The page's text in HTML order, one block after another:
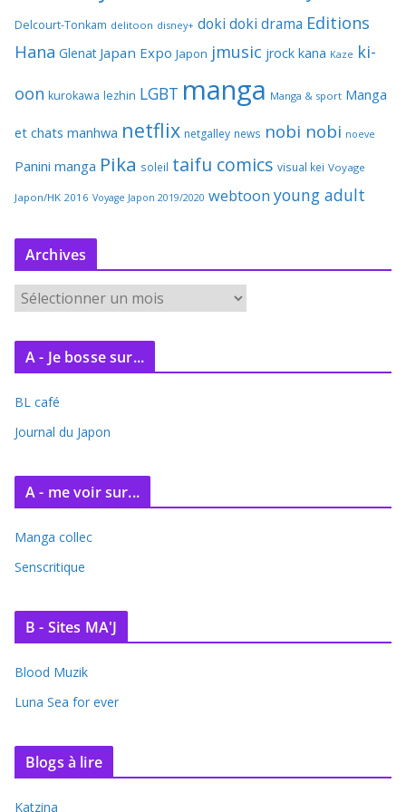
Delcourt-Tonkam delitoon disney+ doki doki drama Editions
Hana Glenat Japan Expo Japon jmusic jrock kana Kaze ki-
oon kurokawa lezhin LGBT manga Manga & sport Manga
et chats manhwa netflix netgalley news nobi nobi noeve
Panini manga Pika soleil taifu comics visual kei Voyage
Japon/HK 2016 Voyage Japon 2019/2020 webtoon young adult
Archives
c
v
e
A - Je bosse sur...
BL café
Journal du Japon
A - me voir sur...
Manga collec
Senscritique
B - Sites MA'J
Blood Muzik
Luna Sea for ever
Blogs à lire
Katzina